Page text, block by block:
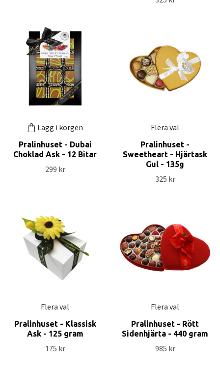
Lägg i korgen
Pralinhuset - Dubai
Choklad Ask - 12 Bitar
299 kr
Flera val
Pralinhuset -
Sweetheart - Hjärtask
Gul - 135g
325 kr
Flera val
Pralinhuset - Klassisk
Ask - 125 gram
175 kr
Flera val
Pralinhuset - Rött
Sidenhjärta - 440 gram
985 kr